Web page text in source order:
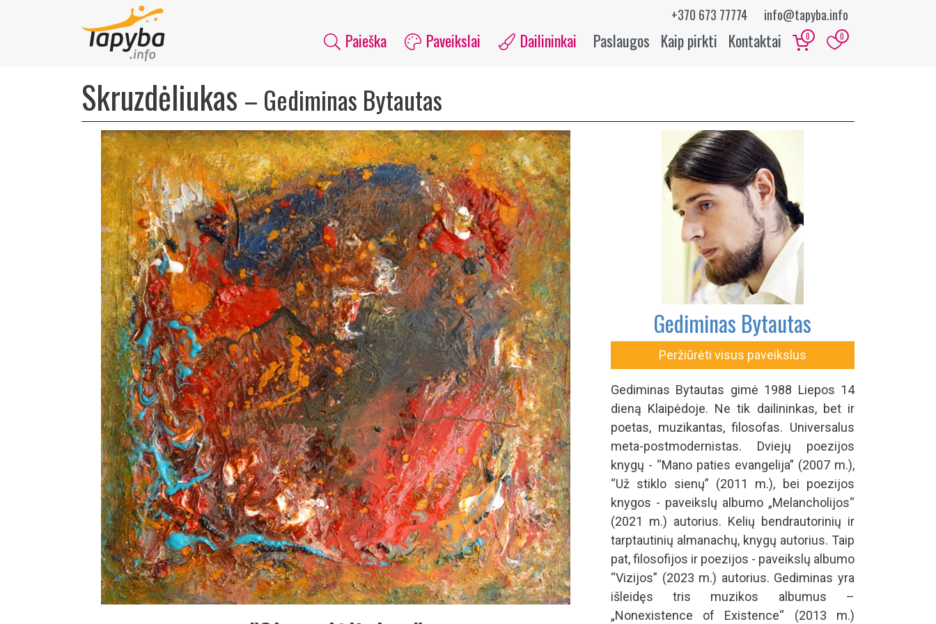
+370 673 77774 info@tapyba.info
Paieška Paveikslai Dailininkai Paslaugos Kaip pirkti Kontaktai 0 0
Skruzdėliukas – Gediminas Bytautas
Gediminas Bytautas
Peržiūrėti visus paveikslus
Gediminas Bytautas gimė 1988 Liepos 14
dieną Klaipėdoje. Ne tik dailininkas, bet ir
poetas, muzikantas, filosofas. Universalus
meta-postmodernistas. Dviejų poezijos
knygų - “Mano paties evangelija” (2007 m.),
“Už stiklo sienų” (2011 m.), bei poezijos
knygos - paveikslų albumo „Melancholijos“
(2021 m.) autorius. Kelių bendrautorinių ir
tarptautinių almanachų, knygų autorius. Taip
pat, filosofijos ir poezijos - paveikslų albumo
“Vizijos” (2023 m.) autorius. Gediminas yra
išleidęs tris muzikos albumus –
„Nonexistence of Existence“ (2013 m.)